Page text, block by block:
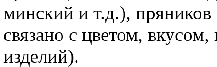
минский и т.д.),
связано с цветом,
изделий).